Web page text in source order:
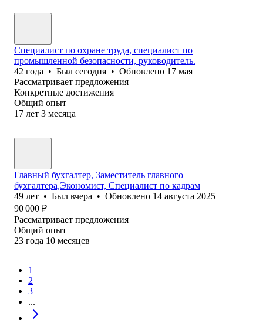
Специалист по охране труда, специалист по
промышленной безопасности, руководитель.
42 года • Был сегодня • Обновлено 17 мая
Рассматривает предложения
Конкретные достижения
Общий опыт
17 лет 3 месяца
Главный бухгалтер, Заместитель главного
бухгалтера,Экономист, Специалист по кадрам
49 лет • Был вчера • Обновлено 14 августа 2025
90 000 ₽
Рассматривает предложения
Общий опыт
23 года 10 месяцев
1
2
3
...